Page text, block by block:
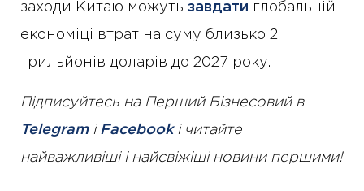
заходи Китаю можуть завдати глобальній
економіці втрат на суму близько 2
трильйонів доларів до 2027 року.
Підписуйтесь на Перший Бізнесовий в
Telegramі Facebookі читайте
найважливіші і найсвіжіші новини першими!